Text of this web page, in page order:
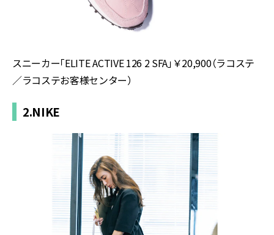
スニーカー「ELITE ACTIVE 126 2 SFA」￥20,900（ラコステ
／ラコステお客様センター）
2.NIKE